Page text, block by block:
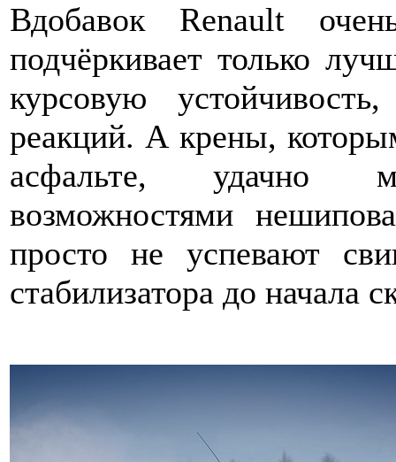
Вдобавок Renault
подчёркивает только
курсовую
реакций. А крены,
асфальте, удачно
возможностями
просто не успевают
стабилизатора до начала